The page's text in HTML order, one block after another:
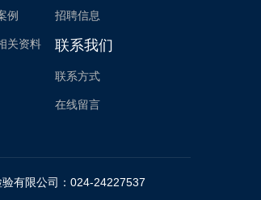
例
关资料
招聘信息
联系我们
联系方式
在线留言
验有限公司：024-24227537